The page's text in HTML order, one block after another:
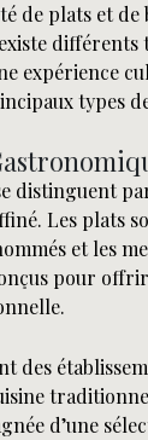
de plats et de
expérience
types
distinguent
Les plats
et les
pour
des
d’une